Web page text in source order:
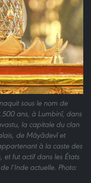
sous le nom de
ans, à Lumbinî, dans
la capitale du clan
de Māyādevī et
à la caste des
et fut actif dans les États
l’Inde actuelle. Photo: